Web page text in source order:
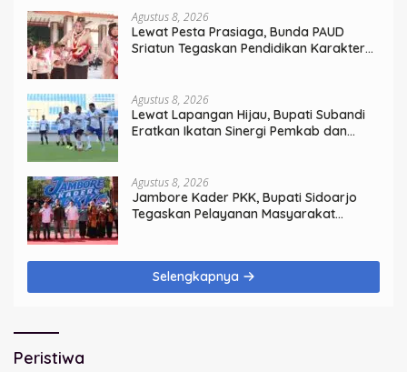
Agustus 8, 2026
Lewat Pesta Prasiaga, Bunda PAUD
Sriatun Tegaskan Pendidikan Karakter
Agustus 8, 2026
Lewat Lapangan Hijau, Bupati Subandi
Eratkan Ikatan Sinergi Pemkab dan
Agustus 8, 2026
Jambore Kader PKK, Bupati Sidoarjo
Tegaskan Pelayanan Masyarakat
Selengkapnya
Peristiwa